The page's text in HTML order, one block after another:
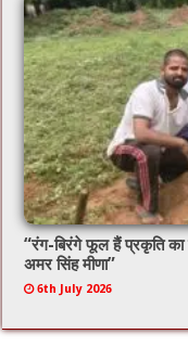
“रंग-बिरंगे फूल हैं प्रकृति का
अमर सिंह मीणा”
6th July 2026